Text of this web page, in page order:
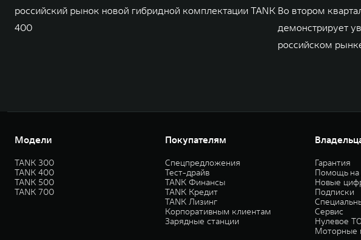
российский рынок новой гибридной комплектации TANK
400
Во втором
демонстрирует
российском
Модели
TANK 300
TANK 400
TANK 500
TANK 700
Покупателям
Спецпредложения
Тест-драйв
TANK Финансы
TANK Кредит
TANK Лизинг
Корпоративным клиентам
Зарядные станции
Гарантия
Помощь на
Новые
Подписки
Сервис
Нулевое
Моторные